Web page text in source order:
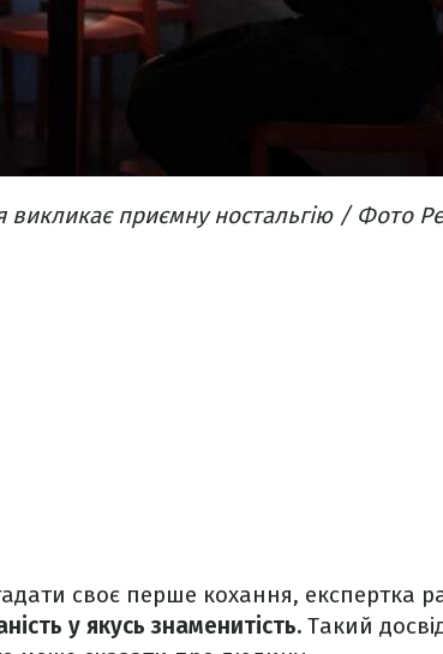
приємну ностальгію / Фото
своє перше кохання, експертка
у якусь знаменитість. Такий